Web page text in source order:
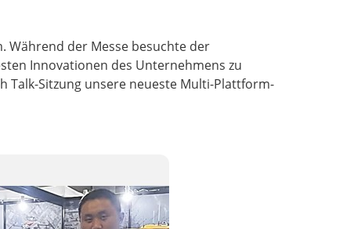
Während der Messe besuchte der
Innovationen des Unternehmens zu
Talk-Sitzung unsere neueste Multi-Plattform-